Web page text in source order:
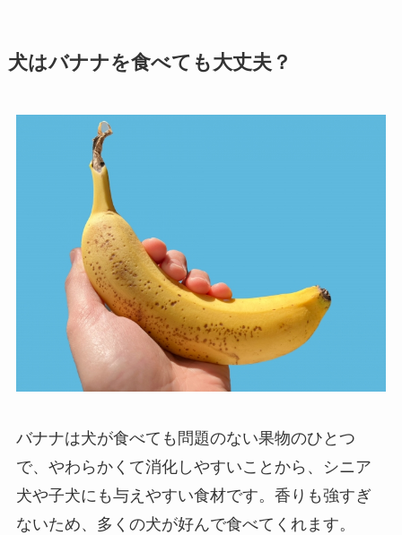
犬はバナナを食べても大丈夫？
バナナは犬が食べても問題のない果物のひとつ
で、やわらかくて消化しやすいことから、シニア
犬や子犬にも与えやすい食材です。香りも強すぎ
ないため、多くの犬が好んで食べてくれます。